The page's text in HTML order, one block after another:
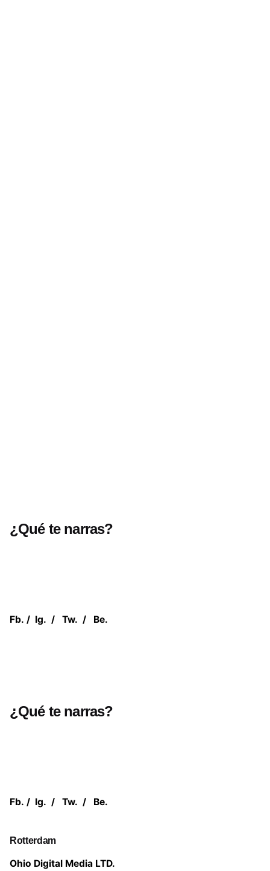
¿Qué te narras?
Fb. / Ig. / Tw. / Be.
¿Qué te narras?
Fb. / Ig. / Tw. / Be.
Rotterdam
Ohio Digital Media LTD.